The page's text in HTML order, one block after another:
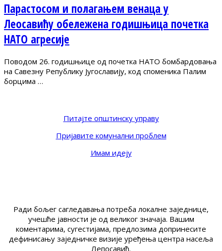
Парастосом и полагањем венаца у
Леосавићу обележена годишњица почетка
НАТО агресије
Поводом 26. годишњице од почетка НАТО бомбардовања
на Савезну Републику Југославију, код споменика Палим
борцима …
Питајте општинску управу
Пријавите комунални проблем
Имам идеју
Ради бољег сагледавања потреба локалне заједнице,
учешће јавности је од великог значаја. Вашим
коментарима, сугестијама, предлозима допринесите
дефинисању заједничке визије уређења центра насеља
Лепосавић.